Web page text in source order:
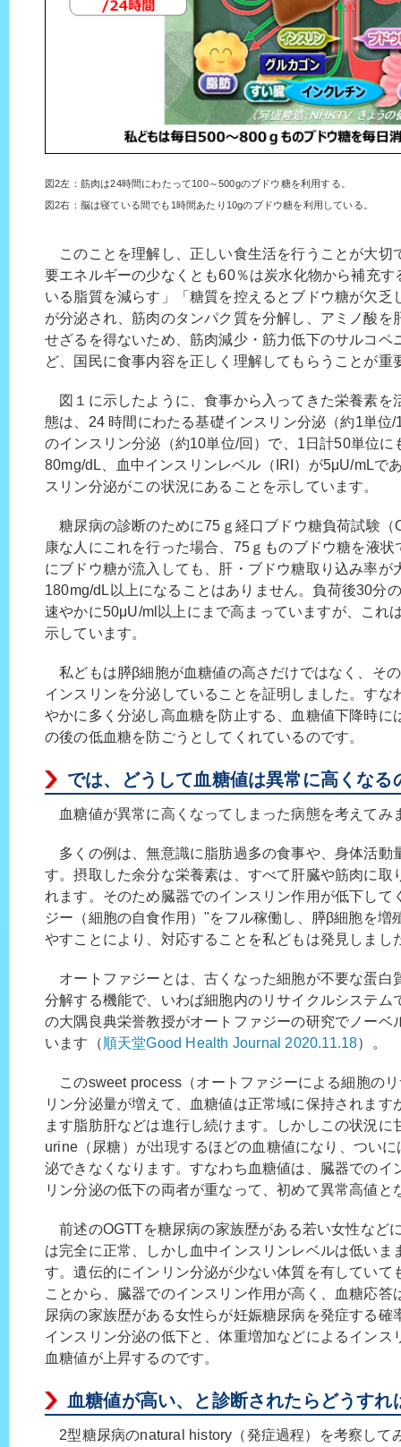
図2左：筋肉は24時間にわたって100～500gのブドウ糖を利用する。
図2右：脳は寝ている間でも1時間あたり10gのブドウ糖を利用している。
このことを理解し、正しい食生活を行うことが大切
要エネルギーの少なくとも60％は炭水化物から補充
いる脂質を減らす」「糖質を控えるとブドウ糖が欠乏
が分泌され、筋肉のタンパク質を分解し、アミノ酸を
せざるを得ないため、筋肉減少・筋力低下のサルコペ
ど、国民に食事内容を正しく理解してもらうことが重
図１に示したように、食事から入ってきた栄養素を
態は、24 時間にわたる基礎インスリン分泌（約1単位
のインスリン分泌（約10単位/回）で、1日計50単位に
80mg/dL、血中インスリンレベル（IRI）が5μU/mLで
スリン分泌がこの状況にあることを示しています。
糖尿病の診断のために75ｇ経口ブドウ糖負荷試験（
康な人にこれを行った場合、75ｇものブドウ糖を液
にブドウ糖が流入しても、肝・ブドウ糖取り込み率が
180mg/dL以上になることはありません。負荷後30分
速やかに50μU/ml以上にまで高まっていますが、これ
示しています。
私どもは膵β細胞が血糖値の高さだけではなく、そ
インスリンを分泌していることを証明しました。すな
やかに多く分泌し高血糖を防止する、血糖値下降時に
の後の低血糖を防ごうとしてくれているのです。
では、どうして血糖値は異常に高くなる
血糖値が異常に高くなってしまった病態を考えてみ
多くの例は、無意識に脂肪過多の食事や、身体活動
す。摂取した余分な栄養素は、すべて肝臓や筋肉に取
れます。そのため臓器でのインスリン作用が低下して
ジー（細胞の自食作用）"をフル稼働し、膵β細胞を増
やすことにより、対応することを私どもは発見しまし
オートファジーとは、古くなった細胞が不要な蛋白
分解する機能で、いわば細胞内のリサイクルシステム
の大隅良典栄誉教授がオートファジーの研究でノーベ
います（順天堂Good Health Journal 2020.11.18）。
このsweet process（オートファジーによる細胞の
リン分泌量が増えて、血糖値は正常域に保持されます
ます脂肪肝などは進行し続けます。しかしこの状況に
urine（尿糖）が出現するほどの血糖値になり、つい
泌できなくなります。すなわち血糖値は、臓器でのイ
リン分泌の低下の両者が重なって、初めて異常高値と
前述のOGTTを糖尿病の家族歴がある若い女性など
は完全に正常、しかし血中インスリンレベルは低いま
す。遺伝的にインリン分泌が少ない体質を有していて
ことから、臓器でのインスリン作用が高く、血糖応答
尿病の家族歴がある女性らが妊娠糖尿病を発症する確
インスリン分泌の低下と、体重増加などによるインス
血糖値が上昇するのです。
血糖値が高い、と診断されたらどうすれ
2型糖尿病のnatural history（発症過程）を考察して